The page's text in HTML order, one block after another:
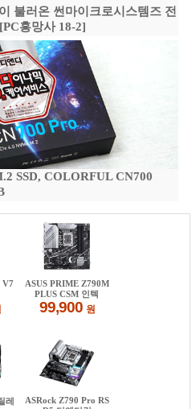
불러온 썬마이크로시스템즈 전
흥망사 18-2]
SSD, COLORFUL CN700